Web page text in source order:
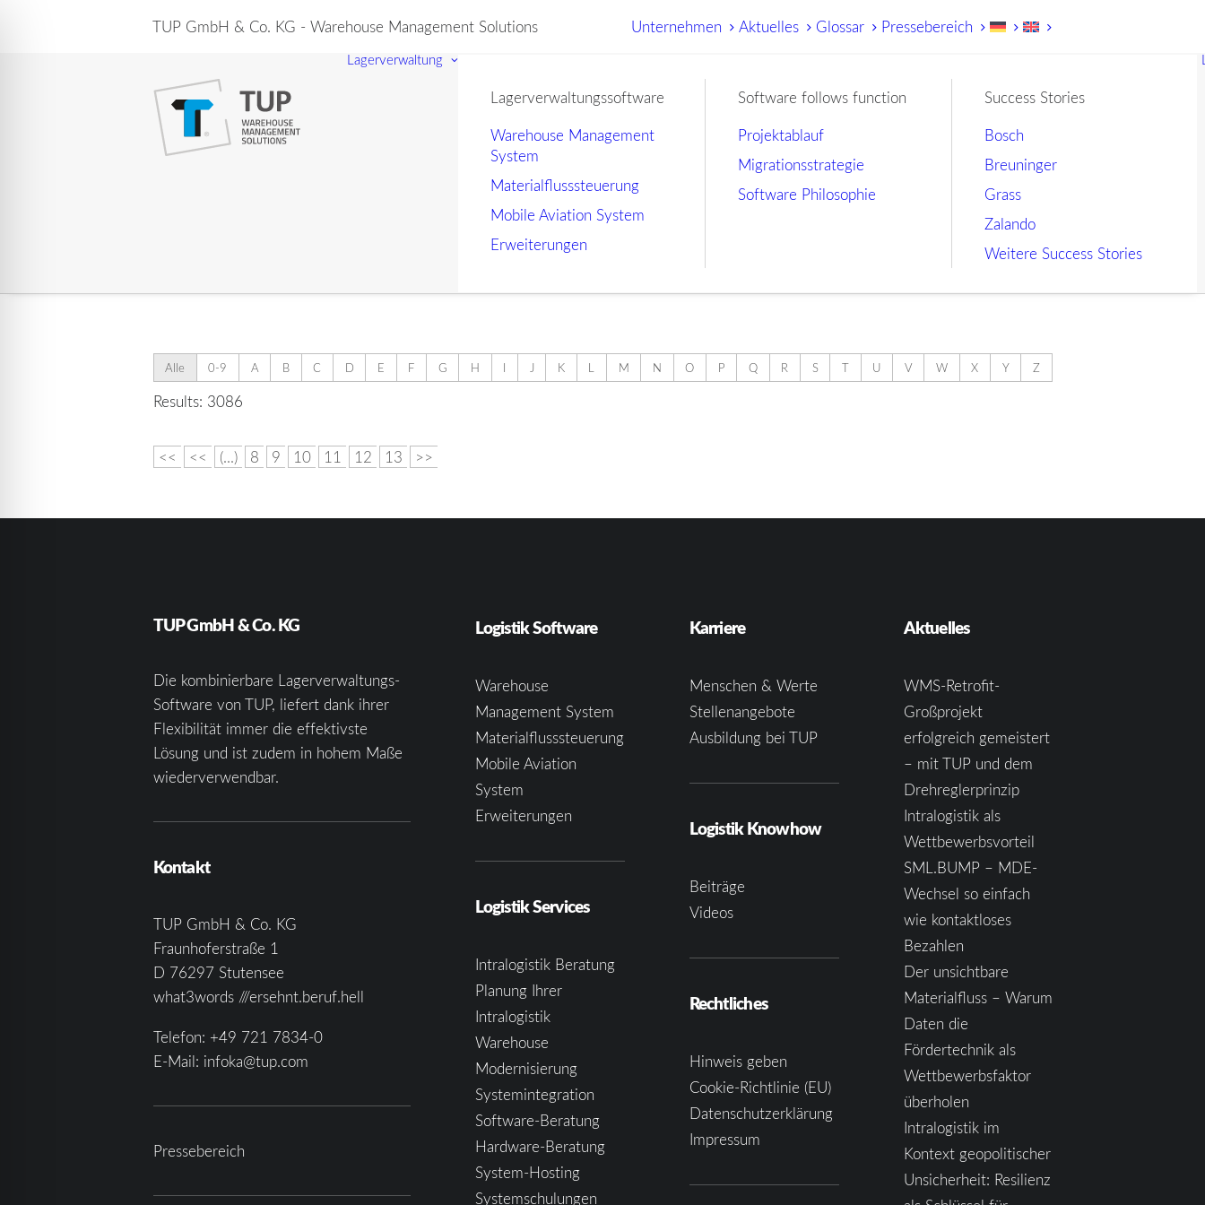
TUP GmbH & Co. KG - Warehouse Management Solutions Unternehmen Aktuelles Glossar Pressebereich
Lagerverwaltung
Lagerverwaltungssoftware
Warehouse Management
System
Materialflusssteuerung
Mobile Aviation System
Erweiterungen
Software follows function
Projektablauf
Migrationsstrategie
Software Philosophie
Success Stories
Bosch
Breuninger
Grass
Zalando
Weitere Success Stories
Alle 0-9 A B C D E F G H I J K L M N O P Q R S T U V W X Y Z
Results: 3086
<< << (...) 8 9 10 11 12 13 >>
TUP GmbH & Co. KG
Die kombinierbare Lagerverwaltungs-
Software von TUP, liefert dank ihrer
Flexibilität immer die effektivste
Lösung und ist zudem in hohem Maße
wiederverwendbar.
Kontakt
TUP GmbH & Co. KG
Fraunhoferstraße 1
D 76297 Stutensee
what3words ///ersehnt.beruf.hell
Telefon: +49 721 7834-0
E-Mail: infoka@tup.com
Pressebereich
Logistik Software
Warehouse
Management System
Materialflusssteuerung
Mobile Aviation
System
Erweiterungen
Logistik Services
Intralogistik Beratung
Planung Ihrer
Intralogistik
Warehouse
Modernisierung
Systemintegration
Software-Beratung
Hardware-Beratung
System-Hosting
Systemschulungen
Karriere
Menschen & Werte
Stellenangebote
Ausbildung bei TUP
Logistik Knowhow
Beiträge
Videos
Rechtliches
Hinweis geben
Cookie-Richtlinie (EU)
Datenschutzerklärung
Impressum
Aktuelles
WMS-Retrofit-
Großprojekt
erfolgreich gemeistert
– mit TUP und dem
Drehreglerprinzip
Intralogistik als
Wettbewerbsvorteil
SML.BUMP – MDE-
Wechsel so einfach
wie kontaktloses
Bezahlen
Der unsichtbare
Materialfluss – Warum
Daten die
Fördertechnik als
Wettbewerbsfaktor
überholen
Intralogistik im
Kontext geopolitischer
Unsicherheit: Resilienz